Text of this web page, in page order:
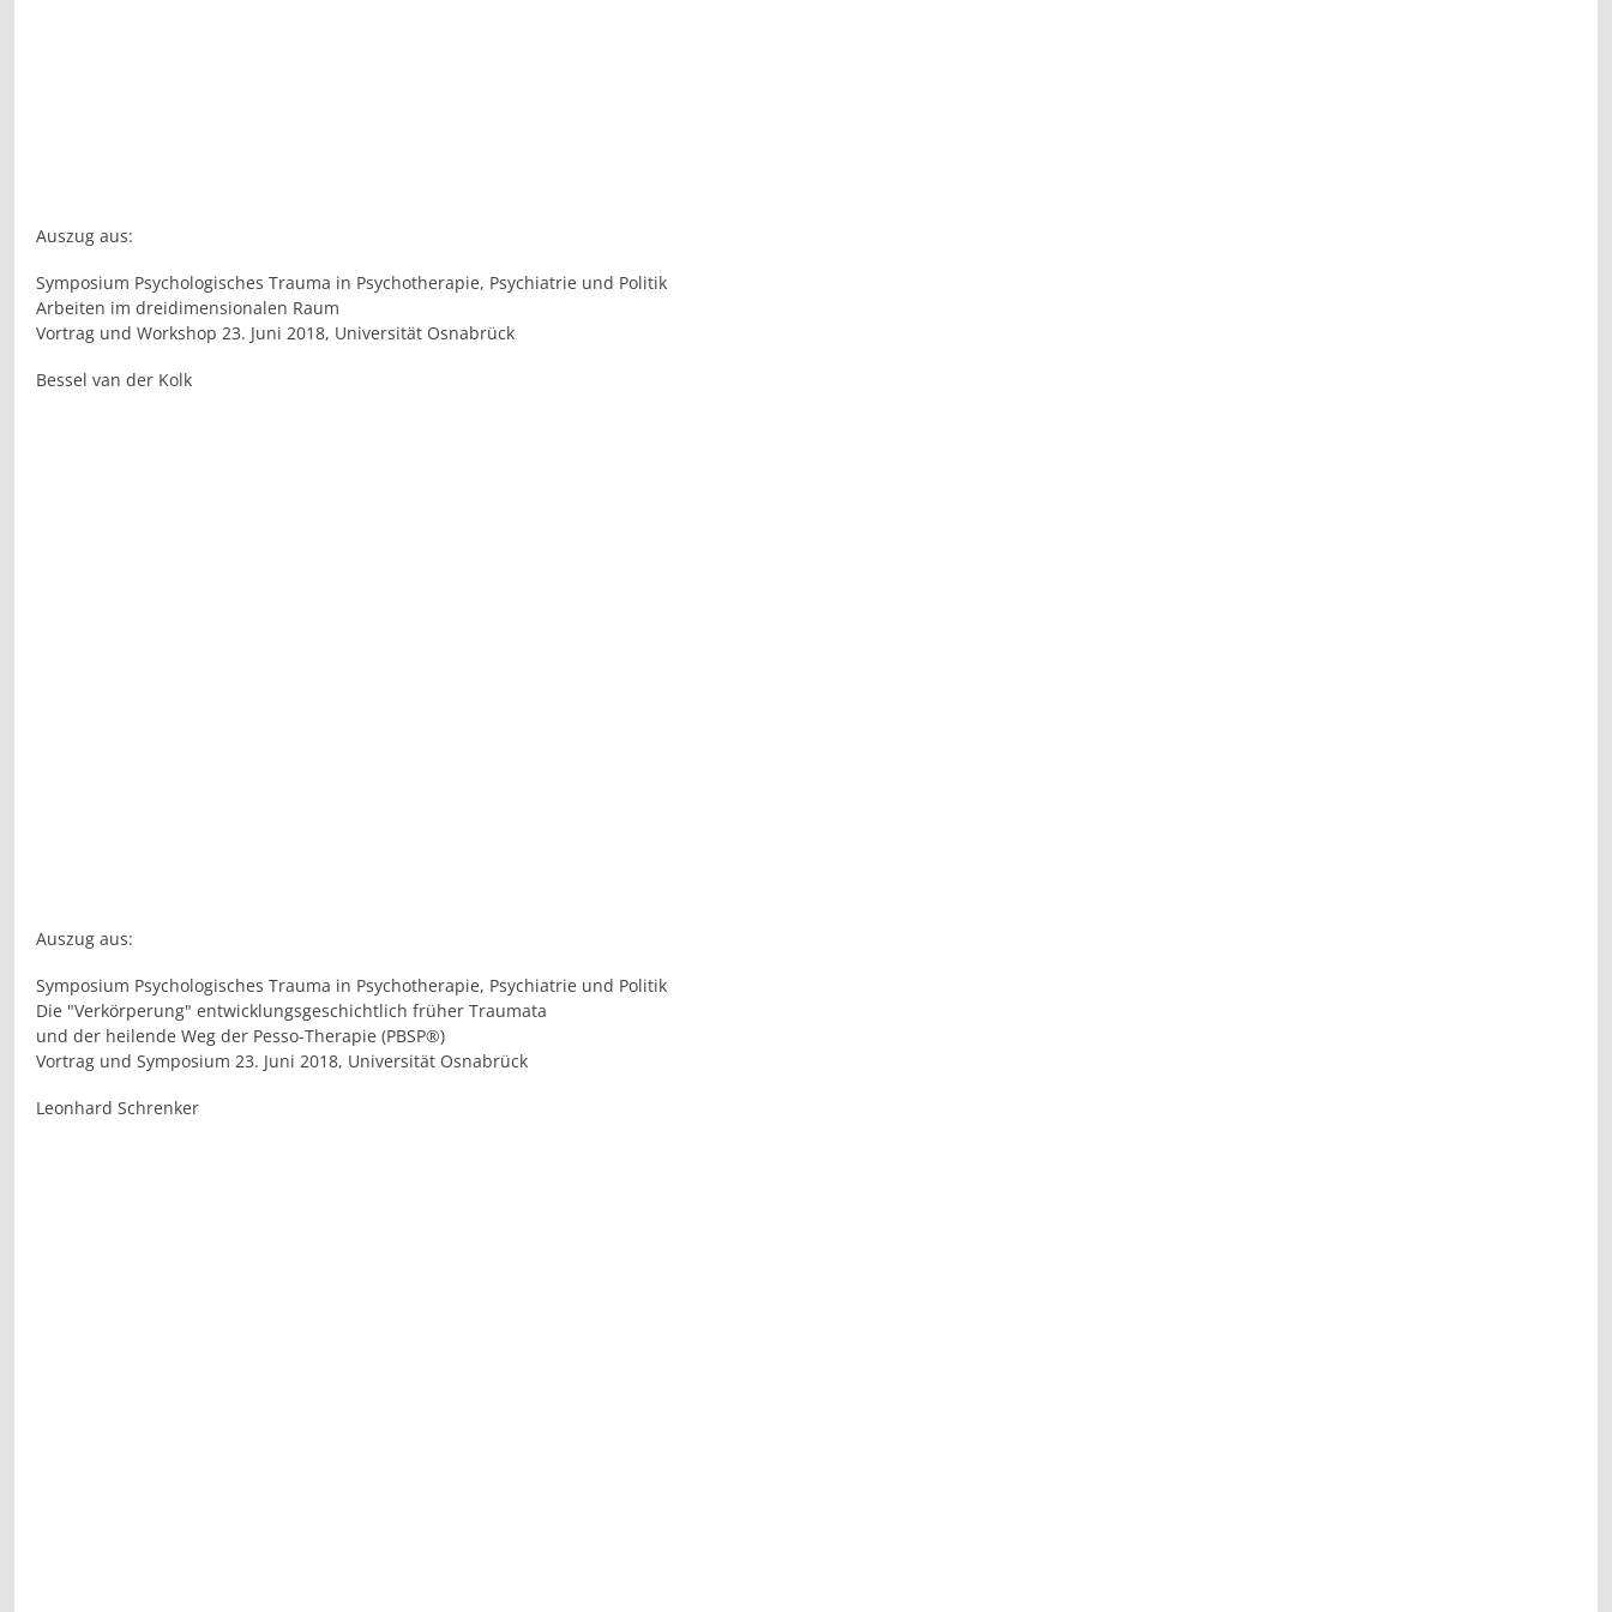
Auszug aus:
Symposium Psychologisches Trauma in Psychotherapie, Psychiatrie und Politik
Arbeiten im dreidimensionalen Raum
Vortrag und Workshop 23. Juni 2018, Universität Osnabrück
Bessel van der Kolk
Auszug aus:
Symposium Psychologisches Trauma in Psychotherapie, Psychiatrie und Politik
Die "Verkörperung" entwicklungsgeschichtlich früher Traumata
und der heilende Weg der Pesso-Therapie (PBSP®)
Vortrag und Symposium 23. Juni 2018, Universität Osnabrück
Leonhard Schrenker